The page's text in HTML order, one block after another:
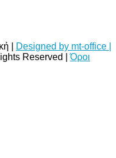
|
Designed by mt-office |
Reserved |Όροι